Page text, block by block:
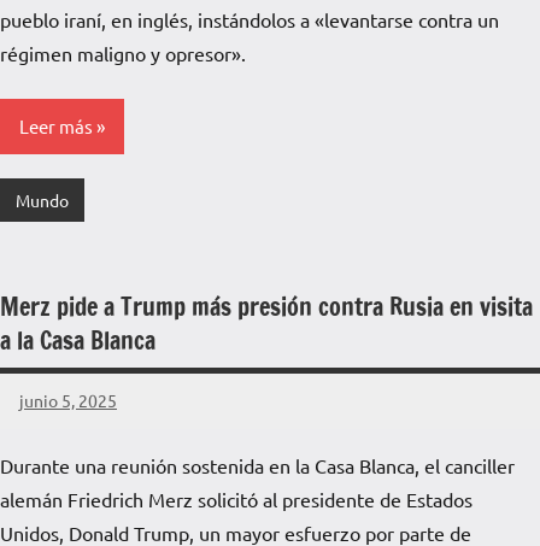
pueblo iraní, en inglés, instándolos a «levantarse contra un
régimen maligno y opresor».
Leer más
Mundo
Merz pide a Trump más presión contra Rusia en visita
a la Casa Blanca
junio 5, 2025
La
de
La
Pampa
Durante una reunión sostenida en la Casa Blanca, el canciller
alemán Friedrich Merz solicitó al presidente de Estados
Unidos, Donald Trump, un mayor esfuerzo por parte de